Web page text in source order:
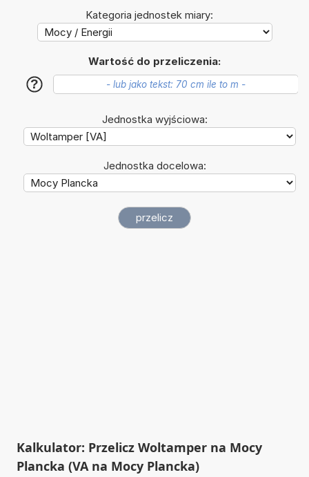
Kategoria jednostek miary:
Wartość do przeliczenia:
?
Jednostka wyjściowa:
Jednostka docelowa:
Kalkulator: Przelicz Woltamper na Mocy
Plancka (VA na Mocy Plancka)